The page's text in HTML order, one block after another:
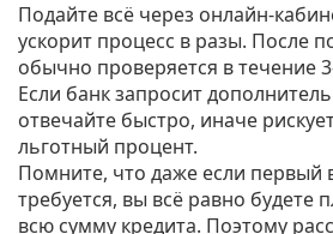
Подайте всё через
ускорит процесс в разы. После
обычно проверяется в течение
Если банк запросит
отвечайте быстро, иначе
льготный процент.
Помните, что даже если первый
требуется, вы всё равно будете
всю сумму кредита. Поэтому